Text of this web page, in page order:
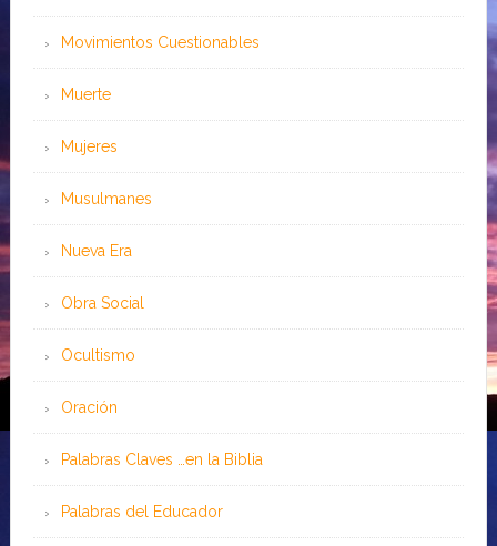
Movimientos Cuestionables
Muerte
Mujeres
Musulmanes
Nueva Era
Obra Social
Ocultismo
Oración
Palabras Claves …en la Biblia
Palabras del Educador